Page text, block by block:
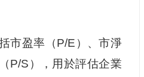
市盈率（P/E）、市淨
P/S），用於評估企業